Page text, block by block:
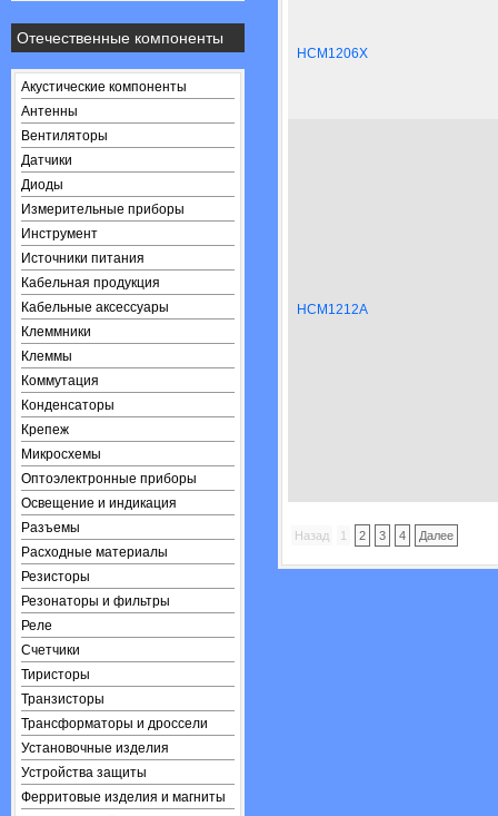
Отечественные компоненты
Акустические компоненты
Антенны
Вентиляторы
Датчики
Диоды
Измерительные приборы
Инструмент
Источники питания
Кабельная продукция
Кабельные аксессуары
Клеммники
Клеммы
Коммутация
Конденсаторы
Крепеж
Микросхемы
Оптоэлектронные приборы
Освещение и индикация
Разъемы
Расходные материалы
Резисторы
Резонаторы и фильтры
Реле
Счетчики
Тиристоры
Транзисторы
Трансформаторы и дроссели
Установочные изделия
Устройства защиты
Ферритовые изделия и магниты
HCM1206X
HCM1212A
Назад 1 2 3 4 Далее